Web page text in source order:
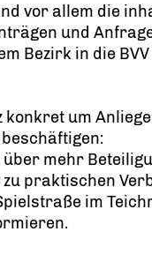
vor allem die
und
Bezirk in die
konkret um
über mehr
praktischen
im